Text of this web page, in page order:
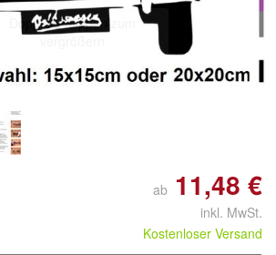
Doppelt antippen zum
vergrößern
ab 11,48 €
inkl. MwSt.
Kostenloser Versand